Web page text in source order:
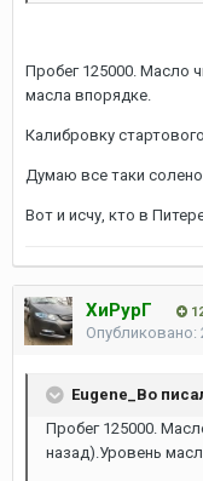
Пробег 125000. Масло
масла впорядке.
Калибровку
Думаю все таки
Вот и исчу, кто в
ХиРурГ
Опубликовано:
Eugene_Bo
Пробег 125000.
назад).Уровень